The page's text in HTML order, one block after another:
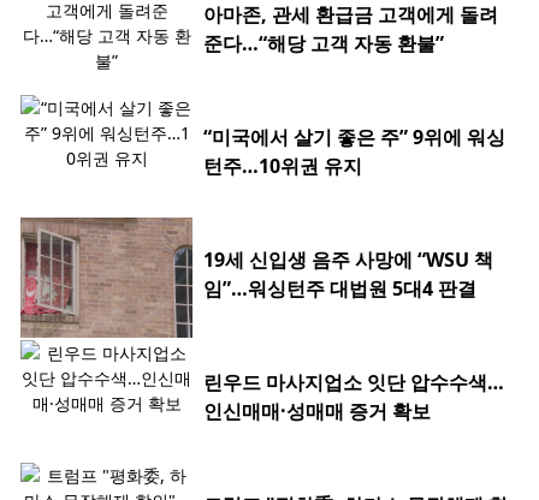
아마존, 관세 환급금 고객에게 돌려
준다…“해당 고객 자동 환불”
“미국에서 살기 좋은 주” 9위에 워싱
턴주…10위권 유지
19세 신입생 음주 사망에 “WSU 책
임”…워싱턴주 대법원 5대4 판결
린우드 마사지업소 잇단 압수수색…
인신매매·성매매 증거 확보